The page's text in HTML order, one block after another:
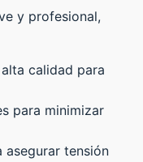
y profesional,
calidad para
para minimizar
asegurar tensión